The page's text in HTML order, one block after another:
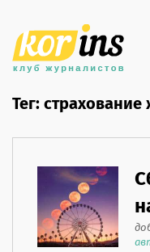
Тег: